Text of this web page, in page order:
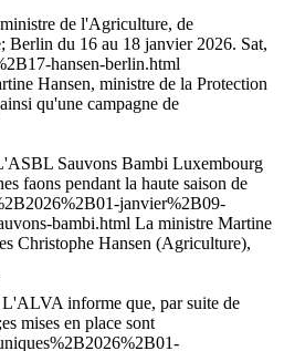
de l'Agriculture, de
Berlin du 16 au 18 janvier 2026. Sat,
hansen-berlin.html
Hansen, ministre de la Protection
qu'une campagne de
Sauvons Bambi Luxembourg
faons pendant la haute saison de
janvier%2B09-
bambi.html La ministre Martine
Christophe Hansen (Agriculture),
L'ALVA informe que, par suite de
mises en place sont